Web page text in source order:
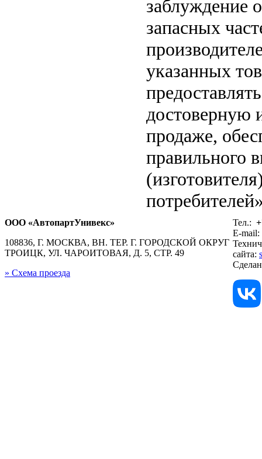
заблуждение
запасных
указанных
достоверную
продаже,
правильного
ООО «АвтопартУнивекс»
108836, Г. МОСКВА, ВН. ТЕР. Г. ГОРОДСКОЙ ОКРУГ
ТРОИЦК, УЛ. ЧАРОИТОВАЯ, Д. 5, СТР. 49
» Схема проезда
Тел.:
E-mail:
сайта: